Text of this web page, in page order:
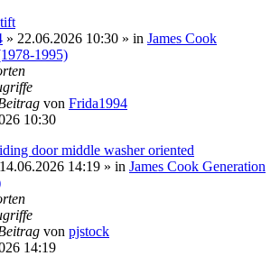
» 22.06.2026 10:30 » in James Cook
1995)
von Frida1994
10:30
door middle washer oriented
14:19 » in James Cook Generation
von pjstock
14:19